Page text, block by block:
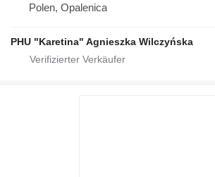
Polen, Opalenica
PHU "Karetina" Agnieszka Wilczyńska